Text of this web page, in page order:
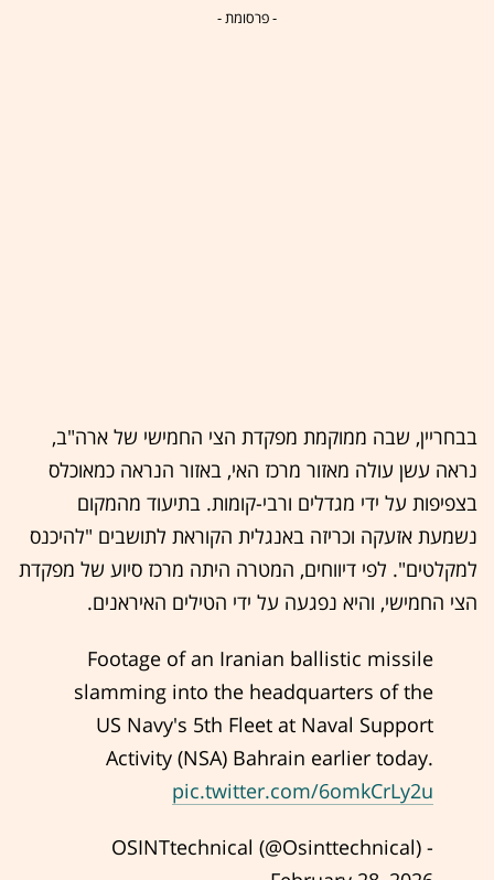
- פרסומת -
בבחריין, שבה ממוקמת מפקדת הצי החמישי של ארה"ב,
נראה עשן עולה מאזור מרכז האי, באזור הנראה כמאוכלס
בצפיפות על ידי מגדלים ורבי-קומות. בתיעוד מהמקום
נשמעת אזעקה וכריזה באנגלית הקוראת לתושבים "להיכנס
למקלטים". לפי דיווחים, המטרה היתה מרכז סיוע של מפקדת
הצי החמישי, והיא נפגעה על ידי הטילים האיראנים.
Footage of an Iranian ballistic missile
slamming into the headquarters of the
US Navy's 5th Fleet at Naval Support
Activity (NSA) Bahrain earlier today.
pic.twitter.com/6omkCrLy2u
- OSINTtechnical (@Osinttechnical)